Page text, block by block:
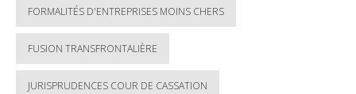
FORMALITÉS D'ENTREPRISES MOINS CHERS
FUSION TRANSFRONTALIÈRE
JURISPRUDENCES COUR DE CASSATION